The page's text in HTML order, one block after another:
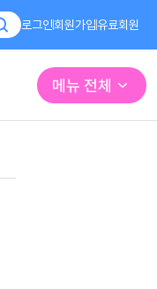
로그인회원가입유료회원
메뉴 전체